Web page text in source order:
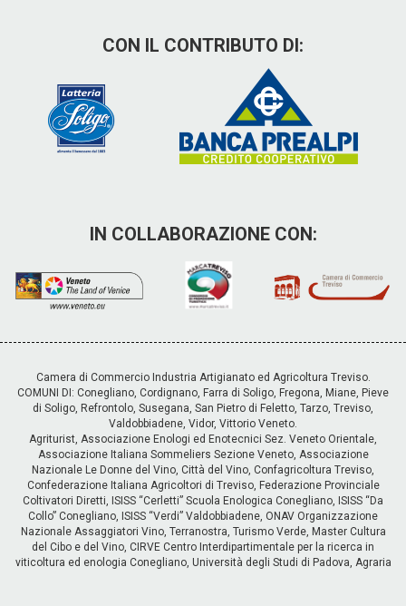
CON IL CONTRIBUTO DI:
IN COLLABORAZIONE CON:
Camera di Commercio Industria Artigianato ed Agricoltura Treviso.
COMUNI DI: Conegliano, Cordignano, Farra di Soligo, Fregona, Miane, Pieve
di Soligo, Refrontolo, Susegana, San Pietro di Feletto, Tarzo, Treviso,
Valdobbiadene, Vidor, Vittorio Veneto.
Agriturist, Associazione Enologi ed Enotecnici Sez. Veneto Orientale,
Associazione Italiana Sommeliers Sezione Veneto, Associazione
Nazionale Le Donne del Vino, Città del Vino, Confagricoltura Treviso,
Confederazione Italiana Agricoltori di Treviso, Federazione Provinciale
Coltivatori Diretti, ISISS “Cerletti” Scuola Enologica Conegliano, ISISS “Da
Collo” Conegliano, ISISS “Verdi” Valdobbiadene, ONAV Organizzazione
Nazionale Assaggiatori Vino, Terranostra, Turismo Verde, Master Cultura
del Cibo e del Vino, CIRVE Centro Interdipartimentale per la ricerca in
viticoltura ed enologia Conegliano, Università degli Studi di Padova, Agraria